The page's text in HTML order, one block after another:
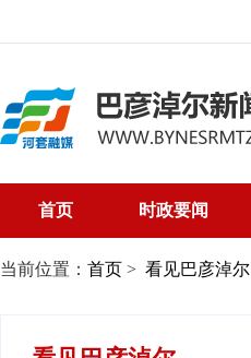
首页 时政要闻
当前位置： 首页 > 看见巴彦淖尔